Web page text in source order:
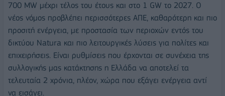
700 MW μέχρι τέλος του έτους και στο 1 GW το 2027. Ο
νέος νόμος προβλέπει περισσότερες ΑΠΕ, καθαρότερη και πιο
προσιτή ενέργεια, με προστασία των περιοχών εντός του
δικτύου Natura και πιο λειτουργικές λύσεις για πολίτες και
επιχειρήσεις. Είναι ρυθμίσεις που έρχονται σε συνέχεια της
συλλογικής μας κατάκτησης η Ελλάδα να αποτελεί τα
τελευταία 2 χρόνια, πλέον, χώρα που εξάγει ενέργεια αντί
να εισάγει.